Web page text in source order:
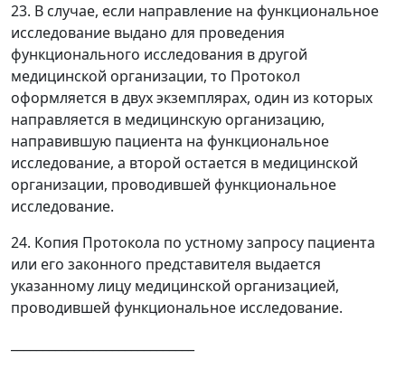
23. В случае, если направление на функциональное
исследование выдано для проведения
функционального исследования в другой
медицинской организации, то Протокол
оформляется в двух экземплярах, один из которых
направляется в медицинскую организацию,
направившую пациента на функциональное
исследование, а второй остается в медицинской
организации, проводившей функциональное
исследование.
24. Копия Протокола по устному запросу пациента
или его законного представителя выдается
указанному лицу медицинской организацией,
проводившей функциональное исследование.